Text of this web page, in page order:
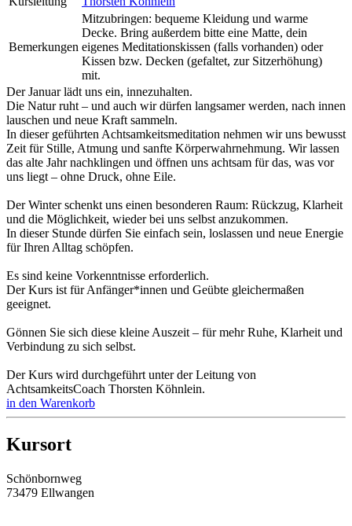
Bemerkungen
Mitzubringen: bequeme Kleidung und warme
Decke. Bring außerdem bitte eine Matte, dein
eigenes Meditationskissen (falls vorhanden) oder
Kissen bzw. Decken (gefaltet, zur Sitzerhöhung)
mit.
Der Januar lädt uns ein, innezuhalten.
Die Natur ruht – und auch wir dürfen langsamer werden, nach innen
lauschen und neue Kraft sammeln.
In dieser geführten Achtsamkeitsmeditation nehmen wir uns bewusst
Zeit für Stille, Atmung und sanfte Körperwahrnehmung. Wir lassen
das alte Jahr nachklingen und öffnen uns achtsam für das, was vor
uns liegt – ohne Druck, ohne Eile.
Der Winter schenkt uns einen besonderen Raum: Rückzug, Klarheit
und die Möglichkeit, wieder bei uns selbst anzukommen.
In dieser Stunde dürfen Sie einfach sein, loslassen und neue Energie
für Ihren Alltag schöpfen.
Es sind keine Vorkenntnisse erforderlich.
Der Kurs ist für Anfänger*innen und Geübte gleichermaßen
geeignet.
Gönnen Sie sich diese kleine Auszeit – für mehr Ruhe, Klarheit und
Verbindung zu sich selbst.
Der Kurs wird durchgeführt unter der Leitung von
AchtsamkeitsCoach Thorsten Köhnlein.
in den Warenkorb
Kursort
Schönbornweg
73479 Ellwangen